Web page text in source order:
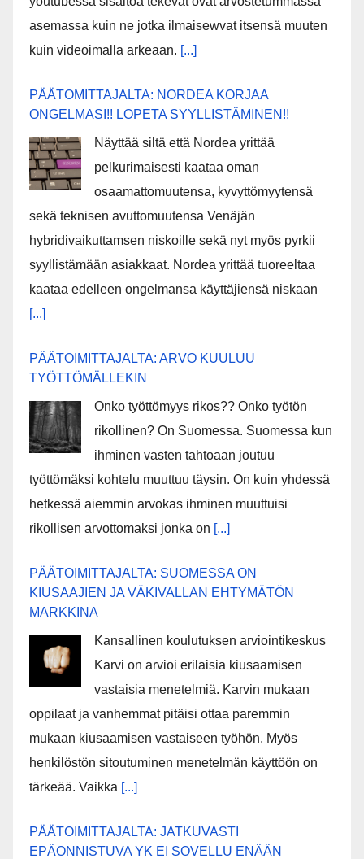
asemassa kuin ne jotka ilmaisewvat itsensä muuten
kuin videoimalla arkeaan. [...]
PÄÄTOMITTAJALTA: NORDEA KORJAA
ONGELMASI!! LOPETA SYYLLISTÄMINEN!!
Näyttää siltä että Nordea yrittää
pelkurimaisesti kaataa oman
osaamattomuutensa, kyvyttömyytensä
sekä teknisen avuttomuutensa Venäjän
hybridivaikuttamsen niskoille sekä nyt myös pyrkii
syyllistämään asiakkaat. Nordea yrittää tuoreeltaa
kaataa edelleen ongelmansa käyttäjiensä niskaan
[...]
PÄÄTOIMITTAJALTA: ARVO KUULUU
TYÖTTÖMÄLLEKIN
Onko työttömyys rikos?? Onko työtön
rikollinen? On Suomessa. Suomessa kun
ihminen vasten tahtoaan joutuu
työttömäksi kohtelu muuttuu täysin. On kuin yhdessä
hetkessä aiemmin arvokas ihminen muuttuisi
rikollisen arvottomaksi jonka on [...]
PÄÄTOIMITTAJALTA: SUOMESSA ON
KIUSAAJIEN JA VÄKIVALLAN EHTYMÄTÖN
MARKKINA
Kansallinen koulutuksen arviointikeskus
Karvi on arvioi erilaisia kiusaamisen
vastaisia menetelmiä. Karvin mukaan
oppilaat ja vanhemmat pitäisi ottaa paremmin
mukaan kiusaamisen vastaiseen työhön. Myös
henkilöstön sitoutuminen menetelmän käyttöön on
tärkeää. Vaikka [...]
PÄÄTOIMITTAJALTA: JATKUVASTI
EPÄONNISTUVA YK EI SOVELLU ENÄÄN